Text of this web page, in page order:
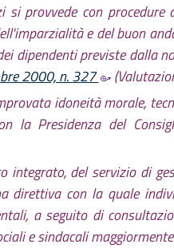
provvede con
e del buon
dipendenti previste dalla
2000, n. 327
idoneità morale,
la Presidenza del
integrato, del servizio di
direttiva con la quale
a seguito di
e sindacali